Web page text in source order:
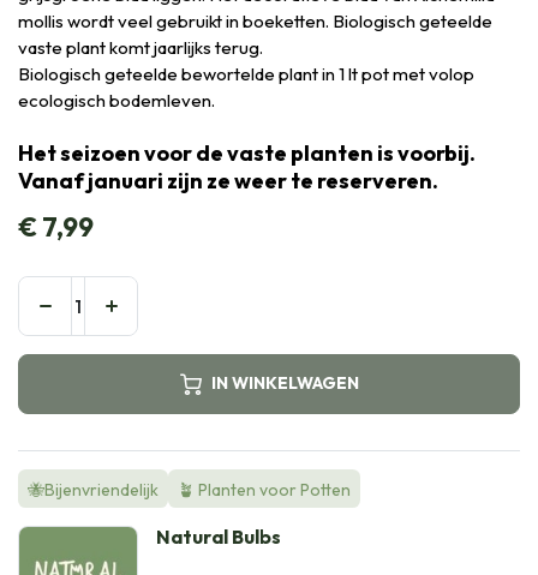
mollis wordt veel gebruikt in boeketten. Biologisch geteelde
vaste plant komt jaarlijks terug.
Biologisch geteelde bewortelde plant in 1 lt pot met volop
ecologisch bodemleven.
Het seizoen voor de vaste planten is voorbij.
Vanaf januari zijn ze weer te reserveren.
€7,99
IN WINKELWAGEN
🐝Bijenvriendelijk 🪴 Planten voor Potten
Natural Bulbs